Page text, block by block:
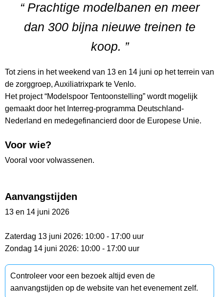
“ Prachtige modelbanen en meer
dan 300 bijna nieuwe treinen te
koop. ”
Tot ziens in het weekend van 13 en 14 juni op het terrein van
de zorggroep, Auxiliatrixpark te Venlo.
Het project “Modelspoor Tentoonstelling” wordt mogelijk
gemaakt door het Interreg-programma Deutschland-
Nederland en medegefinancierd door de Europese Unie.
Voor wie?
Vooral voor volwassenen.
Aanvangstijden
13 en 14 juni 2026
Zaterdag 13 juni 2026: 10:00 - 17:00 uur
Zondag 14 juni 2026: 10:00 - 17:00 uur
Controleer voor een bezoek altijd even de
aanvangstijden op de website van het evenement zelf.